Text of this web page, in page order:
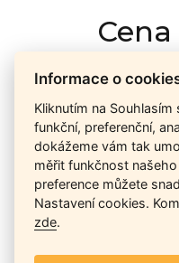
výkonnosti a
nabídnoutaktuálně
Vás
Telefon / Email
Informace o
Kliknutím na
funkční, preferenční,
dokážeme vám tak
měřit funkčnost
preference můžete
Nastavení cookies.
zde.